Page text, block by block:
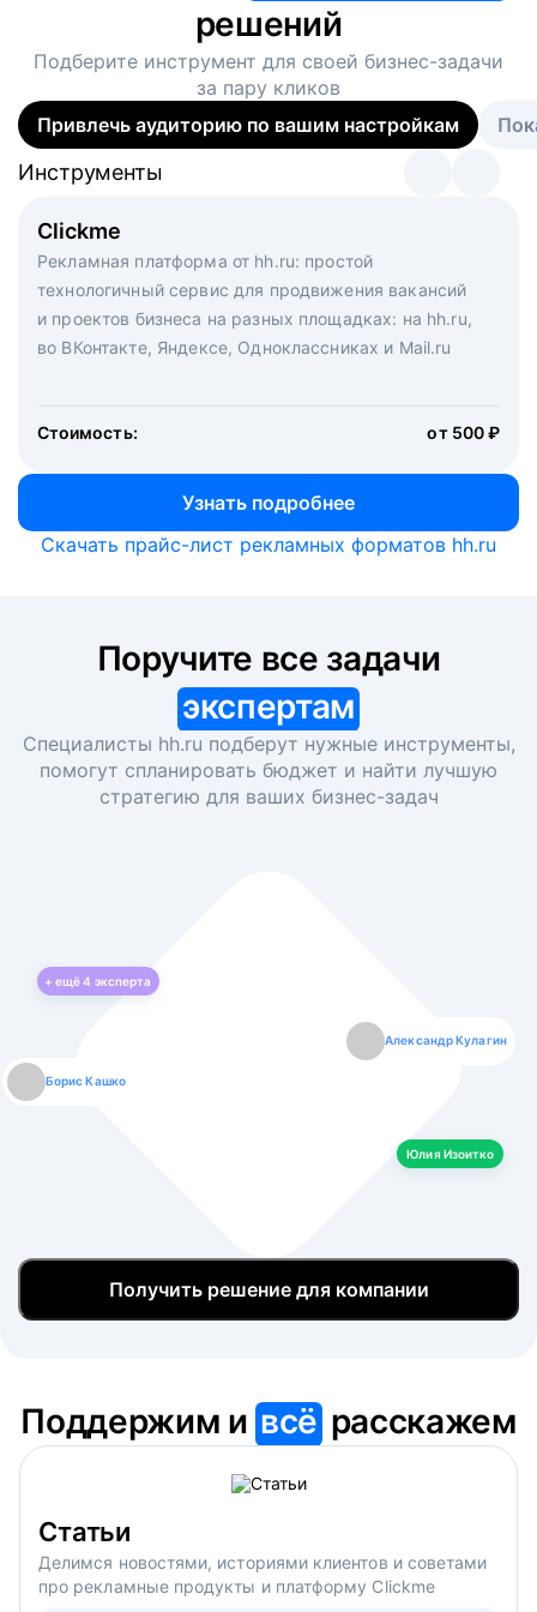
решений
Подберите инструмент для своей бизнес-задачи
за пару кликов
Привлечь аудиторию по вашим настройкам
Clickme
Рекламная платформа от hh.ru: простой
технологичный сервис для продвижения вакансий
и проектов бизнеса на разных площадках: на hh.ru,
во ВКонтакте, Яндексе, Одноклассниках и Mail.ru
Стоимость: от 500 ₽
Узнать подробнее
Инструменты
Вакансия дня
Рекламный формат для вакансий на главной странице
hh.ru. Увеличивает количество откликов
Инструменты
Массовый подбор под ключ. Решите, сколько
кандидатов и когда вам нужно, и за дело возьмутся
маркетологи, рекрутеры и проектные менеджеры
hh.ru с целым набором digital-инструментов
Инструменты
Скачать прайс-лист рекламных форматов hh.ru
экспертам
Специалисты hh.ru подберут нужные инструменты,
помогут спланировать бюджет и найти лучшую
стратегию для ваших бизнес-задач
+ ещё4 эксперта
Борис Кашко
Александр Кулагин
Юлия Изоитко
Юлия Изоитко
Даниил Макаров
Александр Кулагин
Екатерина Лазаренко
Даниил Макаров
Борис Кашко
Екатерина Лазаренко
Юлия Изоитко
Получить решение для компании
Поддержим ивсё расскажем
Статьи
Делимся новостями, историями клиентов и советами
про рекламные продукты и платформу Clickme